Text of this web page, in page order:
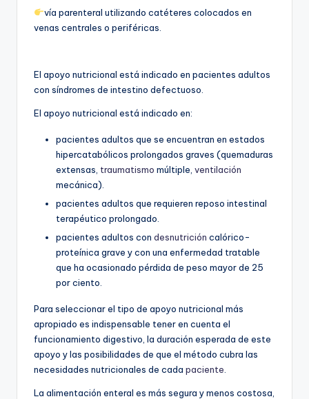
vía parenteral utilizando catéteres colocados en
venas centrales o periféricas.
El apoyo nutricional está indicado en pacientes adultos
con síndromes de intestino defectuoso.
El apoyo nutricional está indicado en:
pacientes adultos que se encuentran en estados
hipercatabólicos prolongados graves (quemaduras
extensas, traumatismo múltiple, ventilación
mecánica).
pacientes adultos que requieren reposo intestinal
terapéutico prolongado.
pacientes adultos con desnutrición calórico-
proteínica grave y con una enfermedad tratable
que ha ocasionado pérdida de peso mayor de 25
por ciento.
Para seleccionar el tipo de apoyo nutricional más
apropiado es indispensable tener en cuenta el
funcionamiento digestivo, la duración esperada de este
apoyo y las posibilidades de que el método cubra las
necesidades nutricionales de cada paciente
La alimentación enteral es más segura y menos costosa,